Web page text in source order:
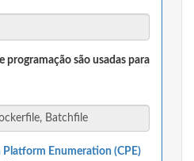
programação são usadas para
Platform Enumeration (CPE)